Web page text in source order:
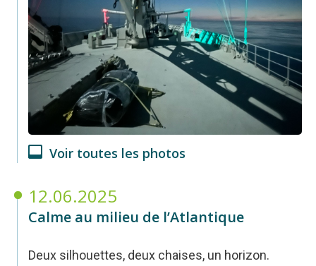
Voir toutes les photos
12.06.2025
Calme au milieu de l’Atlantique
Deux silhouettes, deux chaises, un horizon.